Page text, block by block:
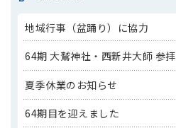
地域行事（盆踊り）に協力
64期 大鷲神社・西新井大師 参拝
夏季休業のお知らせ
64期目を迎えました